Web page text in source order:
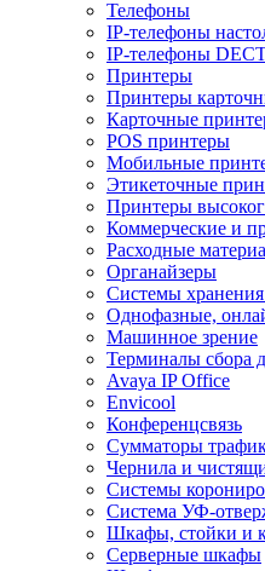
Телефоны
IP-телефоны
IP-телефоны
Принтеры
Принтеры
Карточные
POS принтеры
Мобильные
Этикеточные
Принтеры
Коммерческие и
Расходные
Органайзеры
Системы
Однофазные,
Машинное зрение
Терминалы сбора
Avaya IP Office
Envicool
Конференцсвязь
Сумматоры
Чернила и
Системы
Cистема УФ-
Шкафы, стойки и
Серверные шкафы